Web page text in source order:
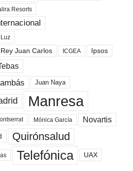
Resorts
Juan Carlos ICGEA Ipsos
Juan Naya
Manresa
Mónica García Novartis
Quirónsalud
Telefónica UAX